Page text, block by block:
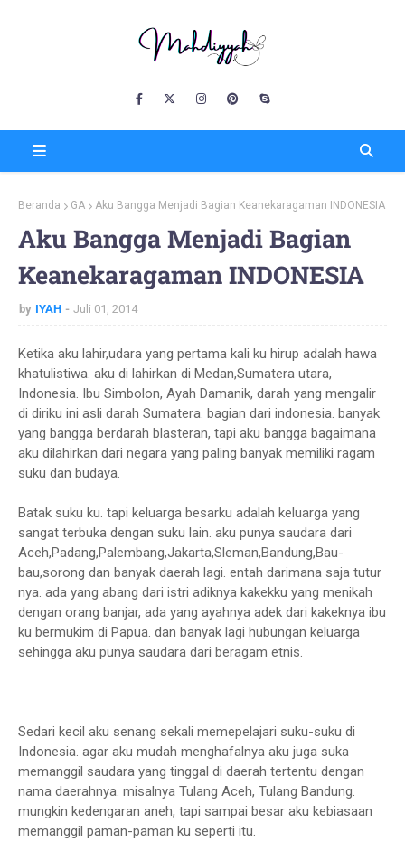
Beranda GA Aku Bangga Menjadi Bagian Keanekaragaman INDONESIA
Aku Bangga Menjadi Bagian
Keanekaragaman INDONESIA
by IYAH Juli 01, 2014
Ketika aku lahir,udara yang pertama kali ku hirup adalah hawa
khatulistiwa. aku di lahirkan di Medan,Sumatera utara,
Indonesia. Ibu Simbolon, Ayah Damanik, darah yang mengalir
di diriku ini asli darah Sumatera. bagian dari indonesia. banyak
yang bangga berdarah blasteran, tapi aku bangga bagaimana
aku dilahirkan dari negara yang paling banyak memiliki ragam
suku dan budaya.
Batak suku ku. tapi keluarga besarku adalah keluarga yang
sangat terbuka dengan suku lain. aku punya saudara dari
Aceh,Padang,Palembang,Jakarta,Sleman,Bandung,Bau-
bau,sorong dan banyak daerah lagi. entah darimana saja tutur
nya. ada yang abang dari istri adiknya kakekku yang menikah
dengan orang banjar, ada yang ayahnya adek dari kakeknya ibu
ku bermukim di Papua. dan banyak lagi hubungan keluarga
sehingga aku punya saudara dari beragam etnis.
Sedari kecil aku senang sekali memepelajari suku-suku di
Indonesia. agar aku mudah menghafalnya aku juga suka
memanggil saudara yang tinggal di daerah tertentu dengan
nama daerahnya. misalnya Tulang Aceh, Tulang Bandung.
mungkin kedengaran aneh, tapi sampai besar aku kebiasaan
memanggil paman-paman ku seperti itu.